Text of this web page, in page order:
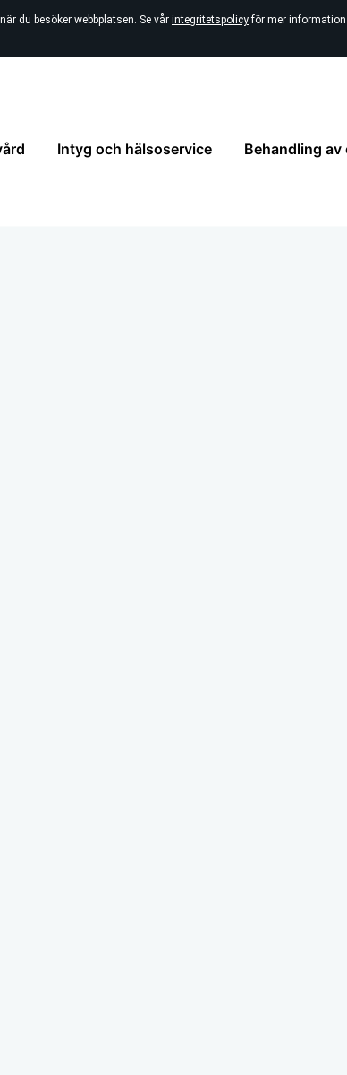
du besöker webbplatsen. Se vår integritetspolicyför mer information
Intyg och hälsoservice Behandling